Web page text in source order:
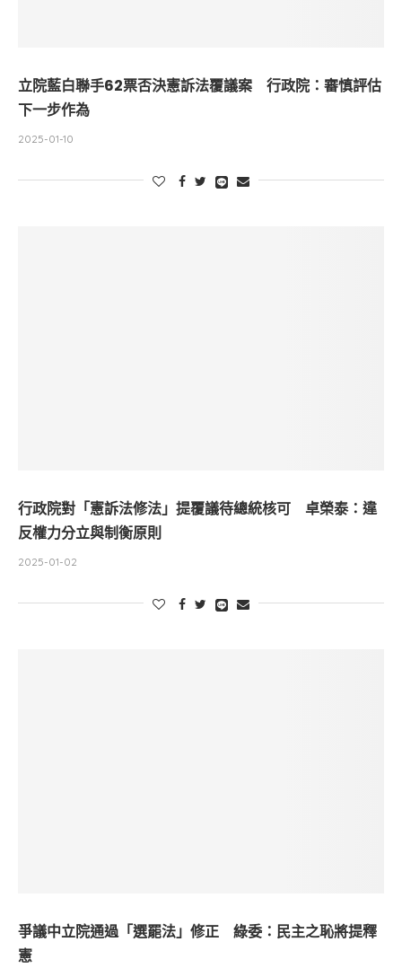
立院藍白聯手62票否決憲訴法覆議案 行政院：審慎評估
下一步作為
2025-01-10
行政院對「憲訴法修法」提覆議待總統核可 卓榮泰：違
反權力分立與制衡原則
2025-01-02
爭議中立院通過「選罷法」修正 綠委：民主之恥將提釋
憲